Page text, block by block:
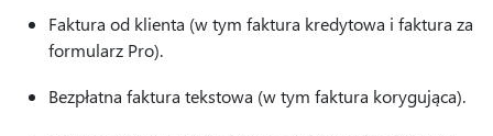
Faktura od klienta (w tym faktura kredytowa i faktura za
formularz Pro).
Bezpłatna faktura tekstowa (w tym faktura korygująca).